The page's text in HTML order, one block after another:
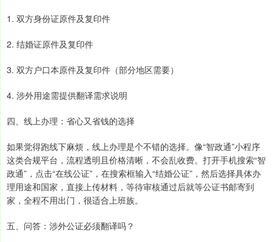
1. 双方身份证原件及复印件
2. 结婚证原件及复印件
3. 双方户口本原件及复印件（部分地区需要）
4. 涉外用途需提供翻译需求说明
四、线上办理：省心又省钱的选择
如果觉得跑线下麻烦，线上办理是个不错的选择。像“智政通”小程序
这类合规平台，流程透明且价格清晰，不会乱收费。打开手机搜索“智
政通”，点击“在线公证”，在搜索框输入“结婚公证”，然后选择具体办
理用途和国家，直接上传材料，等待审核通过后就等公证书邮寄到
家，全程不用出门，很适合上班族。
五、问答：涉外公证必须翻译吗？